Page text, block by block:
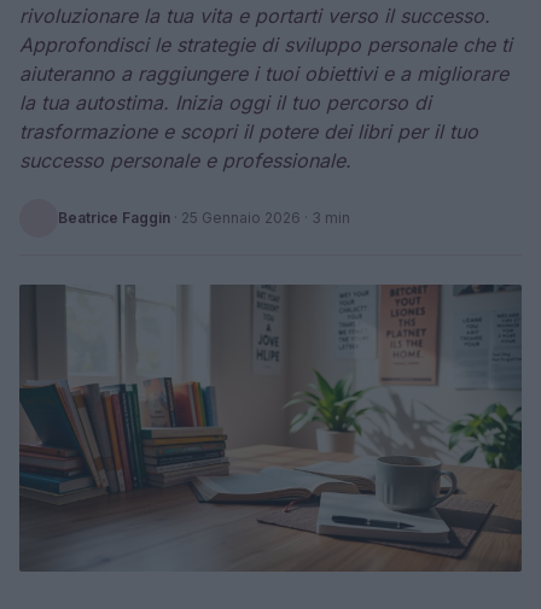
rivoluzionare la tua vita e portarti verso il successo.
Approfondisci le strategie di sviluppo personale che ti
aiuteranno a raggiungere i tuoi obiettivi e a migliorare
la tua autostima. Inizia oggi il tuo percorso di
trasformazione e scopri il potere dei libri per il tuo
successo personale e professionale.
Beatrice Faggin · 25 Gennaio 2026 · 3 min